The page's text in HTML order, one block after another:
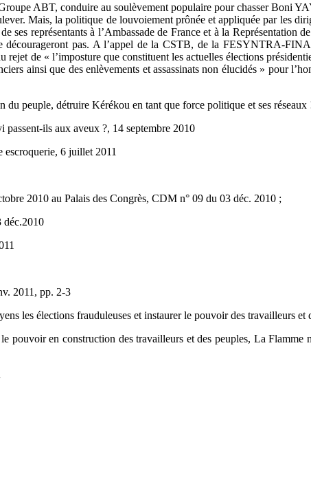
ABT, conduire au soulèvement populaire pour chasser Boni
Mais, la politique de louvoiement prônée et appliquée par les
ses représentants à l’Ambassade de France et à la
décourageront pas. A l’appel de la CSTB, de la FESYNTRA-
de « l’imposture que constituent les actuelles élections
ainsi que des enlèvements et assassinats non élucidés » pour
du peuple, détruire Kérékou en tant que force politique et ses
ils aux aveux ?, 14 septembre 2010
6 juillet 2011
2010 au Palais des Congrès, CDM n° 09 du 03 déc. 2010 ;
déc.2010
2011, pp. 2-3
les élections frauduleuses et instaurer le pouvoir des travailleurs et
en construction des travailleurs et des peuples, La Flamme